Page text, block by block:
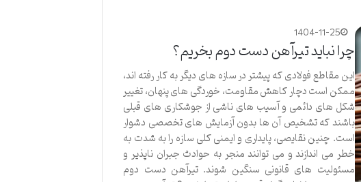
1404-11-25
چرا نباید تیرآهن دست دوم بخریم؟
این مقاطع فولادی که پیشتر در سازه های دیگر به کار رفته اند،
ممکن است دچار کاهش مقاومت، خوردگی های پنهان، تغییر
شکل های دائمی و آسیب های ناشی از جوشکاری های قبلی
باشند که تشخیص آن ها بدون آزمایش های تخصصی دشوار
است. چنین نقایصی، پایداری و ایمنی کلی سازه را به شدت به
خطر می اندازند و می توانند منجر به حوادث جبران ناپذیر و
مسئولیت های قانونی سنگین شوند. تیرآهن دست دوم